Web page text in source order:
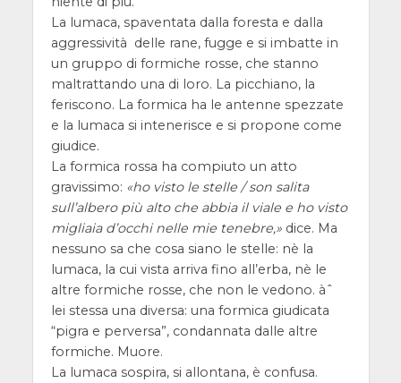
La lumaca, spaventata dalla foresta e dalla
aggressività delle rane, fugge e si imbatte in
un gruppo di formiche rosse, che stanno
maltrattando una di loro. La picchiano, la
feriscono. La formica ha le antenne spezzate
e la lumaca si intenerisce e si propone come
giudice.
La formica rossa ha compiuto un atto
gravissimo:
ho visto le stelle / son salita
sull’albero più alto che abbia il viale e ho visto
migliaia d’occhi nelle mie tenebre, dice. Ma
nessuno sa che cosa siano le stelle: nè la
lumaca, la cui vista arriva fino all’erba, nè le
altre formiche rosse, che non le vedono. àˆ
lei stessa una diversa: una formica giudicata
“pigra e perversa”, condannata dalle altre
formiche. Muore.
La lumaca sospira, si allontana, è confusa.